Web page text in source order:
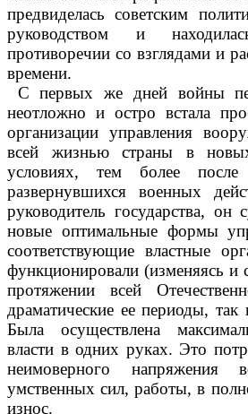
предвиделась советским
руководством и
противоречии со взглядами и
времени.
С первых же дней войны
неотложно и остро встала
организации управления
всей жизнью страны в
условиях, тем более после
развернувшихся военных
руководитель государства, он
новые оптимальные формы
соответствующие властные
функционировали (изменяясь и
протяжении всей
драматические ее периоды,
Была осуществлена
власти в одних руках. Это
неимоверного
умственных сил, работы, в
износ.